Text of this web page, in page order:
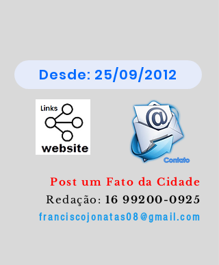
Desde: 25/09/2012
Post um Fato da Cidade
Redação: 16 99200-0925
franciscojonatas08@gmail.com